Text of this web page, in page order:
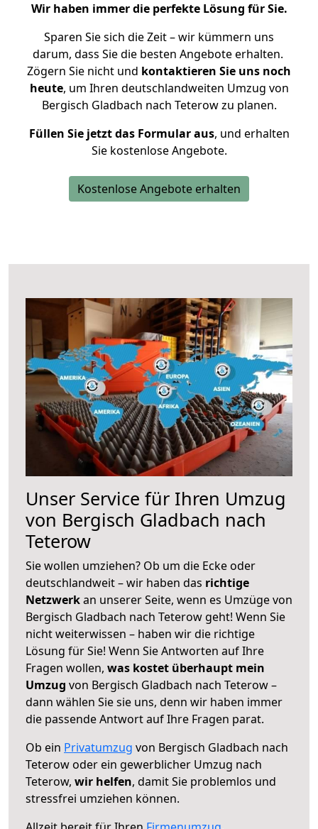
Wir haben immer die perfekte Lösung für Sie.
Sparen Sie sich die Zeit – wir kümmern uns
darum, dass Sie die besten Angebote erhalten.
Zögern Sie nicht und kontaktieren Sie uns noch
heute, um Ihren deutschlandweiten Umzug von
Bergisch Gladbach nach Teterow zu planen.
Füllen Sie jetzt das Formular aus, und erhalten
Sie kostenlose Angebote.
Kostenlose Angebote erhalten
Unser Service für Ihren Umzug
von Bergisch Gladbach nach
Teterow
Sie wollen umziehen? Ob um die Ecke oder
deutschlandweit – wir haben das richtige
Netzwerkan unserer Seite, wenn es Umzüge von
Bergisch Gladbach nach Teterow geht! Wenn Sie
nicht weiterwissen – haben wir die richtige
Lösung für Sie! Wenn Sie Antworten auf Ihre
Fragen wollen, was kostet überhaupt mein
Umzug von Bergisch Gladbach nach Teterow –
dann wählen Sie sie uns, denn wir haben immer
die passende Antwort auf Ihre Fragen parat.
Ob ein Privatumzug von Bergisch Gladbach nach
Teterow oder ein gewerblicher Umzug nach
Teterow, wir helfen, damit Sie problemlos und
stressfrei umziehen können.